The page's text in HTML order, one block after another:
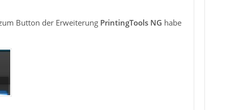
Button der Erweiterung PrintingTools NG habe